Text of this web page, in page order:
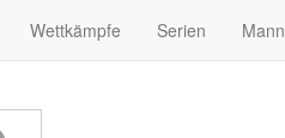
Wettkämpfe Serien